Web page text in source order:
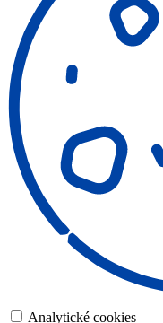
Analytické cookies